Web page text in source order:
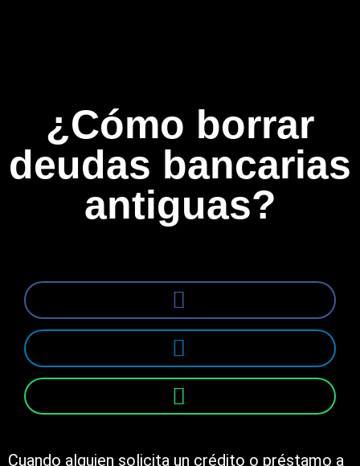
¿Cómo borrar
deudas bancarias
antiguas?
Cuando alguien solicita un crédito o préstamo a